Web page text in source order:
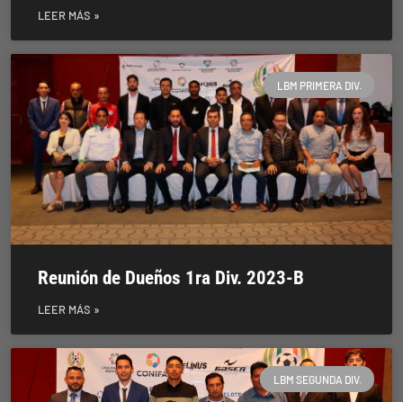
LEER MÁS »
LBM PRIMERA DIV.
Reunión de Dueños 1ra Div. 2023-B
LEER MÁS »
LBM SEGUNDA DIV.